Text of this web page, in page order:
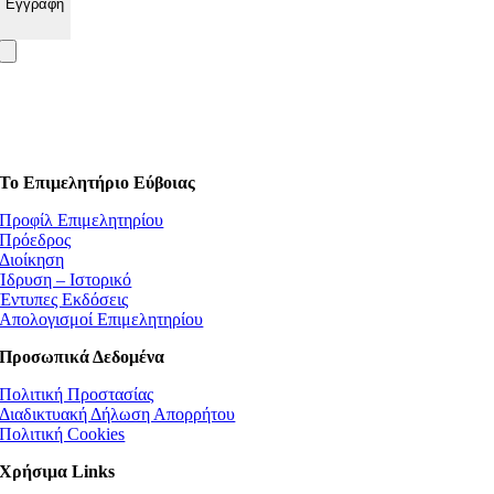
Το Επιμελητήριο Εύβοιας
Προφίλ Επιμελητηρίου
Πρόεδρος
Διοίκηση
Ίδρυση – Ιστορικό
Έντυπες Εκδόσεις
Απολογισμοί Επιμελητηρίου
Προσωπικά Δεδομένα
Πολιτική Προστασίας
Διαδικτυακή Δήλωση Απορρήτου
Πολιτική Cookies
Χρήσιμα Links